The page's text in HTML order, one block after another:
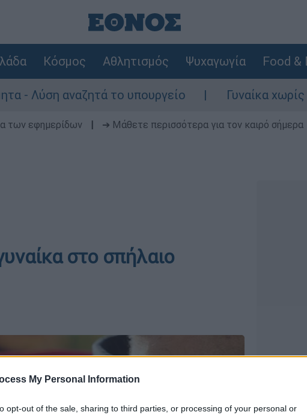
My Personal Information
opt-out of the sale, sharing to third parties, or processing of your personal or
Κόσμος Αθλητισμός Ψυχαγωγία Food &
αναζητά το υπουργείο Γυναίκα χωρίς τις
των εφημερίδων ➔ Μάθετε περισσότερα για τον καιρό σήμερα
στο σπήλαιο